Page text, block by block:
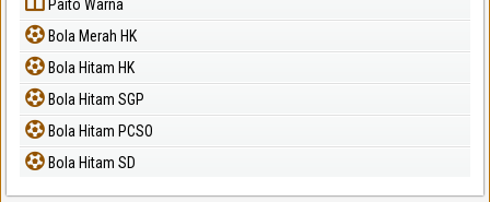
Paito Warna
Bola Merah HK
Bola Hitam HK
Bola Hitam SGP
Bola Hitam PCSO
Bola Hitam SD